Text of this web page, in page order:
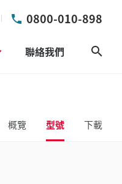
0800-010-898
聯絡我們
概覽 型號 下載